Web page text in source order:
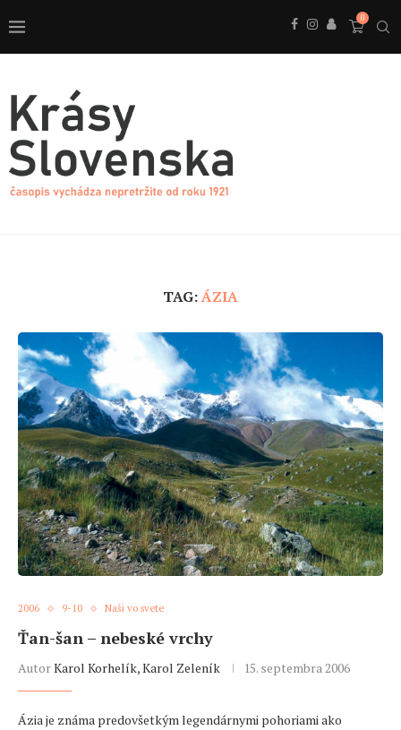
0
TAG:ÁZIA
2006 9-10 Naši vo svete
Ťan-šan – nebeské vrchy
AutorKarol Korhelík, Karol Zeleník 15. septembra 2006
Ázia je známa predovšetkým legendárnymi pohoriami ako